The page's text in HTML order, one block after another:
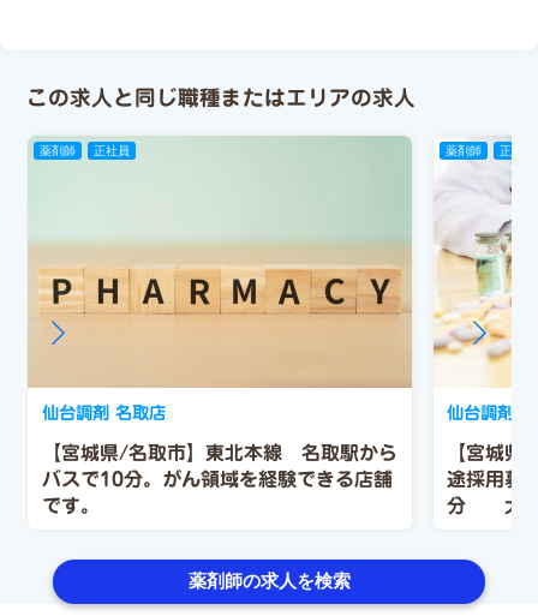
この求人と同じ職種またはエリアの求人
薬剤師 正社員
【宮城県/名取市】東北本線 名取駅から
バスで10分。がん領域を経験できる店舗
です。
仙台調剤 名取店
薬剤師 正社員
【宮城県
途採用募
分 大手
仙台調剤薬
薬剤師の求人を検索